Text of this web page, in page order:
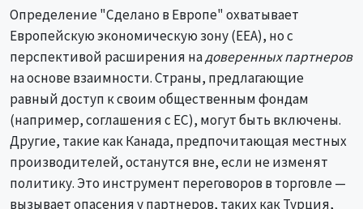
Определение "Сделано в Европе" охватывает
Европейскую экономическую зону (EEA), но с
перспективой расширения надоверенных партнеров
на основе взаимности. Страны, предлагающие
равный доступ к своим общественным фондам
(например, соглашения с ЕС), могут быть включены.
Другие, такие как Канада, предпочитающая местных
производителей, останутся вне, если не изменят
политику. Это инструмент переговоров в торговле —
вызывает опасения у партнеров, таких как Турция,